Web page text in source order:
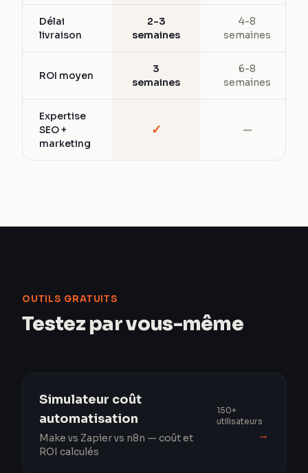
Délai
livraison
2-3
semaines
4-8
semaines
ROI moyen
3
semaines
6-8
semaines
Expertise
SEO +
marketing
✓ —
OUTILS GRATUITS
Testez par vous-même
Simulateur coût
automatisation
Make vs Zapier vs n8n — coût et
ROI calculés
150+
utilisateurs
→